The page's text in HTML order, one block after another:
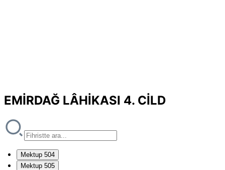
EMİRDAĞ LÂHİKASI 4. CİLD
Mektup 504
Mektup 505